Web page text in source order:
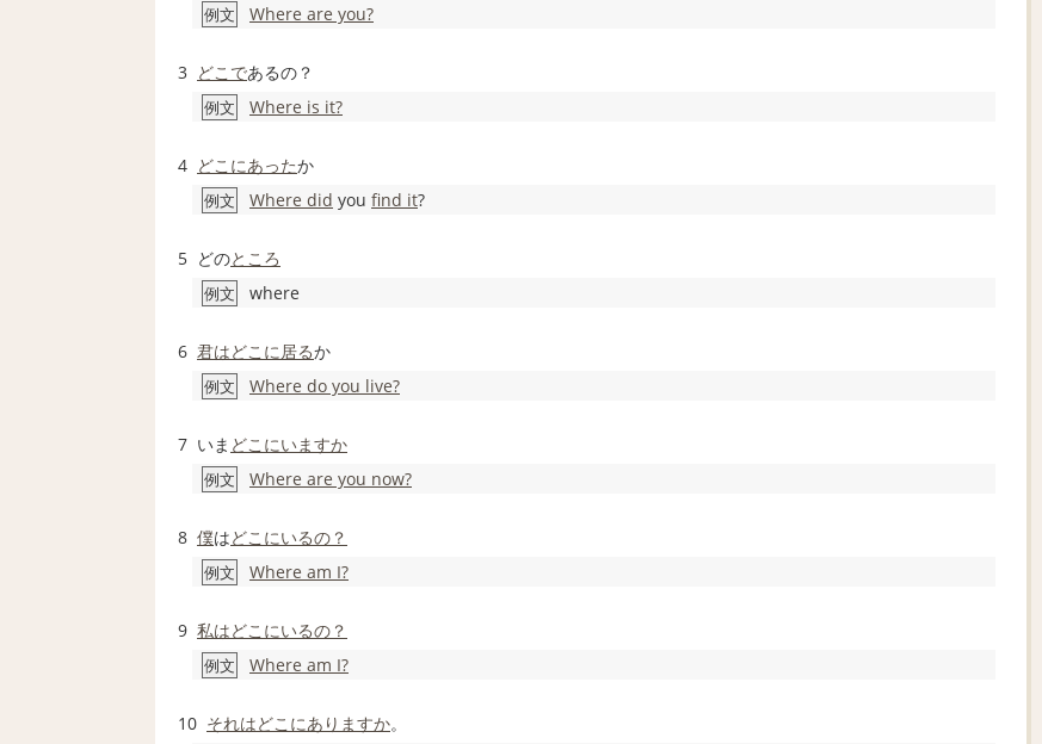
例文 Where are you?
3 どこであるの？
例文 Where is it?
4 どこにあったか
例文 Where did you find it?
5 どのところ
例文 where
6 君はどこに 居るか
例文 Where do you live?
7 いま どこにいますか
例文 Where are you now?
8 僕はどこにいるの？
例文 Where am I?
9 私はどこにいるの？
例文 Where am I?
10 それはどこにありますか。